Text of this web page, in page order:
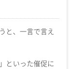
と、一言で言え
といった催促に